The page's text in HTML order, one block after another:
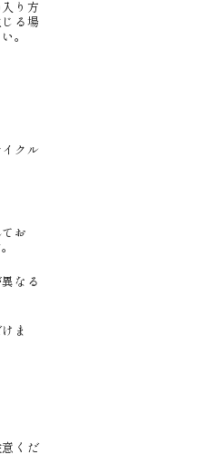
り方
る場
。
クル
お
なる
ま
くだ